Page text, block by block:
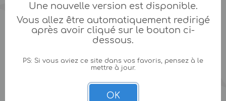
Une nouvelle version est disponible.
Vous allez être automatiquement redirigé
après avoir cliqué sur le bouton ci-
dessous.
PS: Si vous aviez ce site dans vos favoris, pensez à le
mettre à jour.
OK